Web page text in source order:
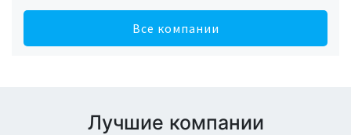
Все компании
Лучшие компании